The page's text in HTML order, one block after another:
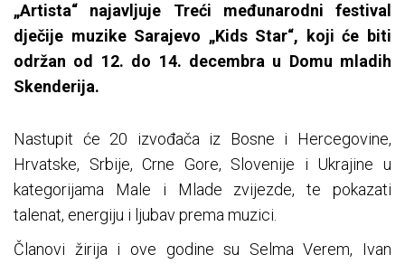
„Artista“ najavljuje Treći međunarodni festival
dječije muzike Sarajevo „Kids Star“, koji će biti
održan od 12. do 14. decembra u Domu mladih
Skenderija.
Nastupit će 20 izvođača iz Bosne i Hercegovine,
Hrvatske, Srbije, Crne Gore, Slovenije i Ukrajine u
kategorijama Male i Mlade zvijezde, te pokazati
talenat, energiju i ljubav prema muzici.
Članovi žirija i ove godine su Selma Verem, Ivan